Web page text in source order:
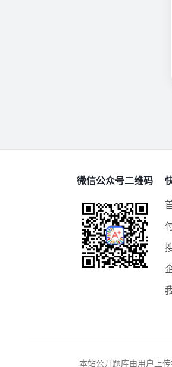
微信公众号二维码
本站公开题库由用户上